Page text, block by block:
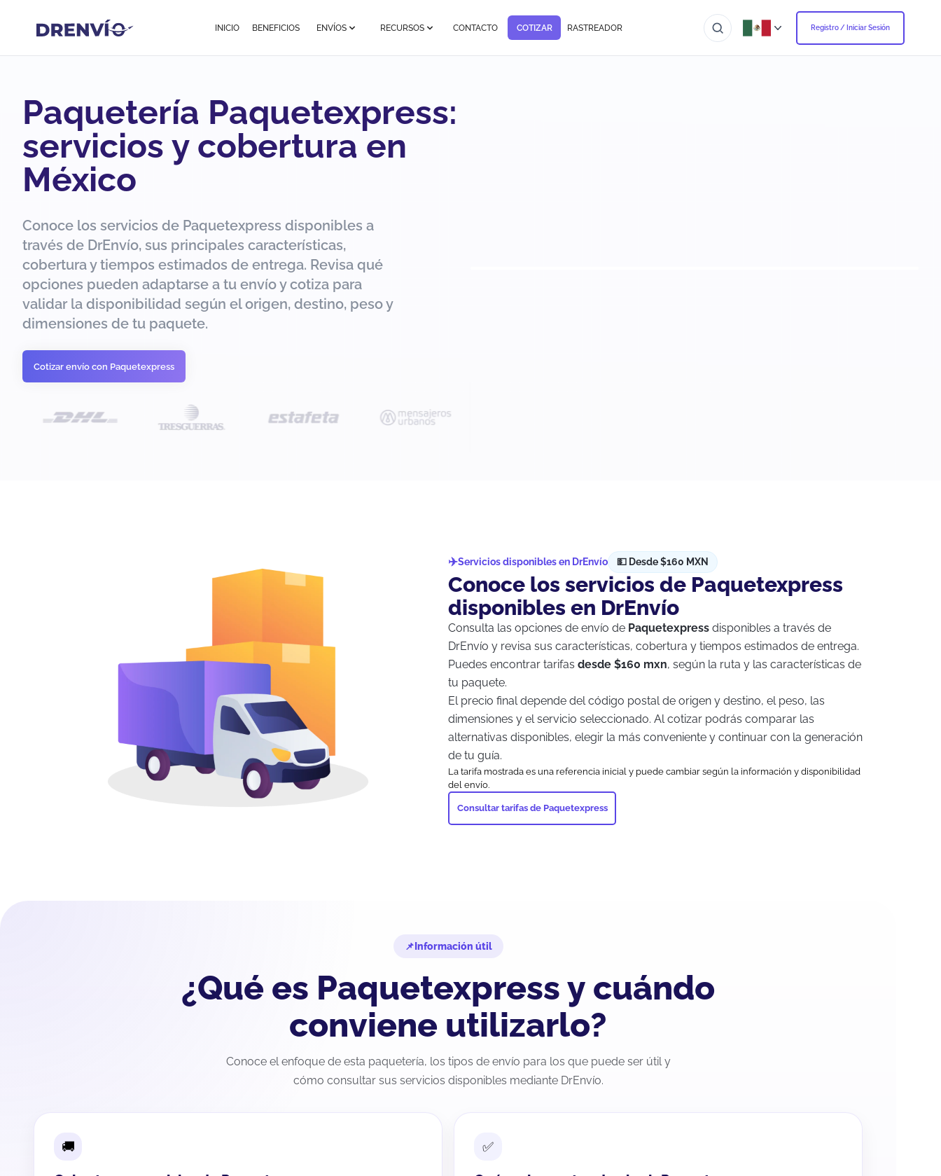
INICIO BENEFICIOS ENVÍOS RECURSOS CONTACTO COTIZAR RASTREADOR Registro / Iniciar Sesión
Paquetería Paquetexpress:
servicios y cobertura en
México
Conoce los servicios de Paquetexpress disponibles a
través de DrEnvío, sus principales características,
cobertura y tiempos estimados de entrega. Revisa qué
opciones pueden adaptarse a tu envío y cotiza para
validar la disponibilidad según el origen, destino, peso y
dimensiones de tu paquete.
Cotizar envío con Paquetexpress
Servicios disponibles en DrEnvío 💵 Desde $160 MXN
Conoce los servicios de Paquetexpress
disponibles en DrEnvío
Consulta las opciones de envío de Paquetexpress disponibles a través de
DrEnvío y revisa sus características, cobertura y tiempos estimados de entrega.
Puedes encontrar tarifas desde $160 mxn, según la ruta y las características de
tu paquete.
El precio final depende del código postal de origen y destino, el peso, las
dimensiones y el servicio seleccionado. Al cotizar podrás comparar las
alternativas disponibles, elegir la más conveniente y continuar con la generación
de tu guía.
La tarifa mostrada es una referencia inicial y puede cambiar según la información y disponibilidad
del envío.
Consultar tarifas de Paquetexpress
Información útil
¿Qué es Paquetexpress y cuándo
conviene utilizarlo?
Conoce el enfoque de esta paquetería, los tipos de envío para los que puede ser útil y
cómo consultar sus servicios disponibles mediante DrEnvío.